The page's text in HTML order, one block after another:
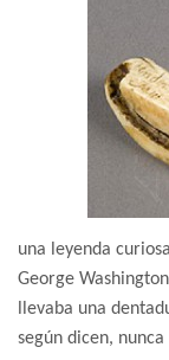
una leyenda
George
llevaba una
según dicen, nunca